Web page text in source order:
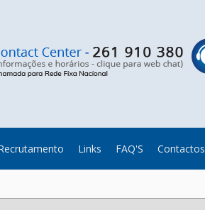
Links FAQ'S Contactos